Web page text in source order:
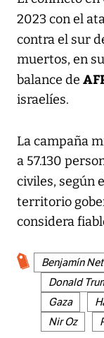
2023 con el
contra el sur
muertos, en
balance de
israelíes.
La campaña
a 57.130
civiles, según
territorio
considera
Benjamín
Donald
Gaza
Nir Oz